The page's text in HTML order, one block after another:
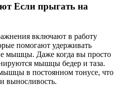
Если прыгать на
включают в работу
помогают удерживать
мышцы. Даже когда вы просто
мышцы бедер и таза.
в постоянном тонусе, что
выносливость.